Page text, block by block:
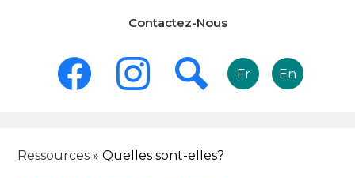
Contactez-Nous
Social
Media
Fr En
Ressources » Quelles sont-elles?